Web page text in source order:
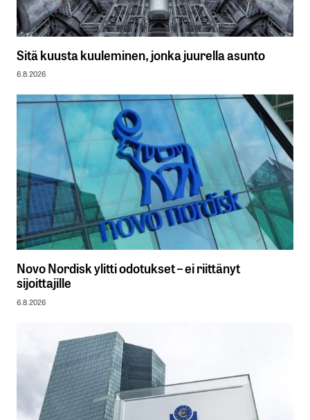
Sitä kuusta kuuleminen, jonka juurella asunto
6.8.2026
Novo Nordisk ylitti odotukset – ei riittänyt
sijoittajille
6.8.2026